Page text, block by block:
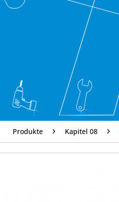
Produkte Kapitel 08